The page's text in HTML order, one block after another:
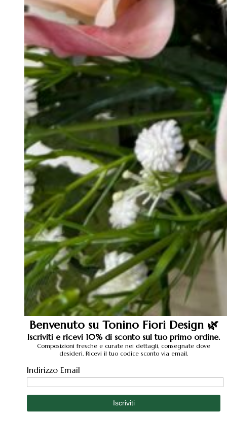
Benvenuto su Tonino Fiori Design 🌿
Iscriviti e ricevi 10% di sconto sul tuo primo ordine.
Composizioni fresche e curate nei dettagli, consegnate dove
desideri. Ricevi il tuo codice sconto via email.
Indirizzo Email